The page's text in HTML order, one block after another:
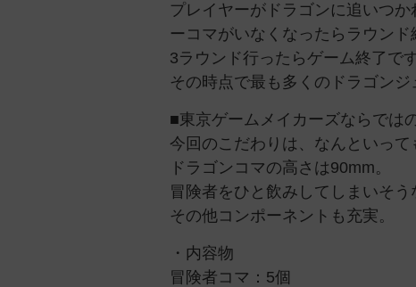
プレイヤーがドラゴンに追いつ
ーコマがいなくなったらラウンド
3ラウンド行ったらゲーム終了です
その時点で最も多くのドラゴン
■東京ゲームメイカーズならでは
今回のこだわりは、なんといって
ドラゴンコマの高さは90mm。
冒険者をひと飲みしてしまいそう
その他コンポーネントも充実。
・内容物
冒険者コマ：5個